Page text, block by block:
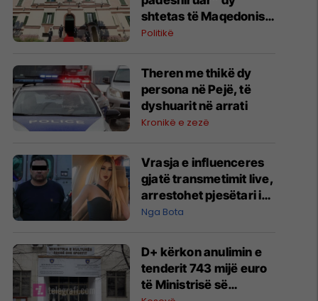
shtetas të Maqedonisë
së Veriut
Politikë
Theren me thikë dy
persona në Pejë, të
dyshuarit në arrati
Kronikë e zezë
Vrasja e influenceres
gjatë transmetimit live,
arrestohet pjesëtari i
kartelit meksikan
Nga Bota
D+ kërkon anulimin e
tenderit 743 mijë euro
të Ministrisë së